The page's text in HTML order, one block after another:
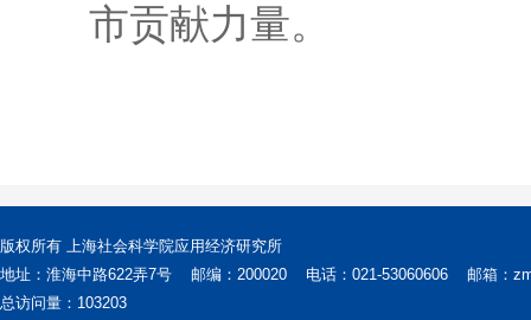
市贡献力量。
版权所有 上海社会科学院应用经济研究所
地址：淮海中路622弄7号
邮编：200020 电话：021-53060606
邮箱：
总访问量： 103203